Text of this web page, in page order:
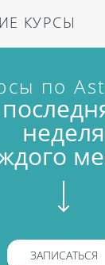
КУРСЫ
по
неделя
ЗАПИСАТЬСЯ